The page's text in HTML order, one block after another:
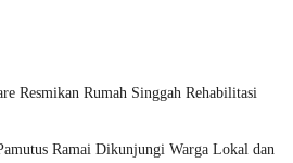
Resmikan Rumah Singgah Rehabilitasi
Ramai Dikunjungi Warga Lokal dan